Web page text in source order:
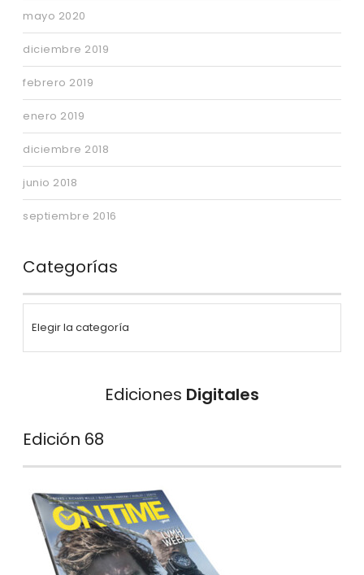
mayo 2020
diciembre 2019
febrero 2019
enero 2019
diciembre 2018
junio 2018
septiembre 2016
Categorías
Ediciones Digitales
Edición 68